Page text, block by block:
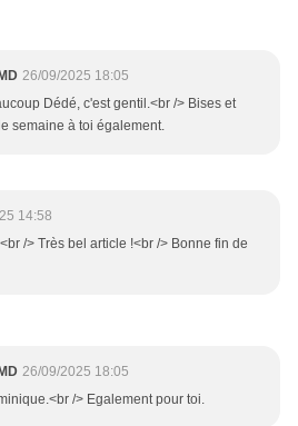
26/09/2025 18:05
Dédé, c'est gentil.<br /> Bises et
semaine à toi également.
14:58
/> Très bel article !<br /> Bonne fin de
26/09/2025 18:05
/> Egalement pour toi.